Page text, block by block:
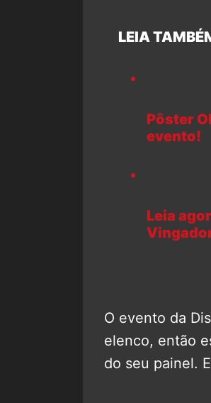
LEIA
Pôster
evento!
Leia
O evento da
elenco, então
do seu painel.